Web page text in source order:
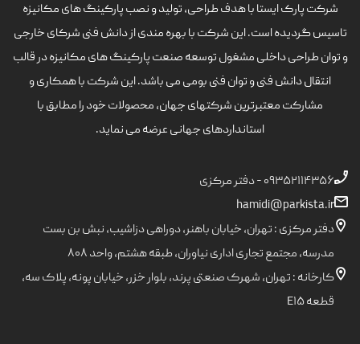
شرکت پارک ایستا با هدف طراحی، تولید و نصب پارکینگ های مکانیزه
تاسیس گردیده است. این شرکت با بهره مندی از دانش فنی شرکای خارجی
و توان طراحی داخلی مشغول توسعه صنعت پارکینگ های مکانیزه در قالب
انتقال دانش فنی و توان فنی بومی می باشد. این شرکت با همکاری و
مشارکت معتبرترین شرکتهای جهان، محصولات خود را مطابق با
استانداردهای جهانی عرضه می نماید.
۰۹۳۵۲۱۱۴۳۵۶ - دفتر مرکزی
hamidi@parkista.ir
دفتر مرکزی : تهران، خیابان باهنر، دوراهی دزاشیب، نبش بن بست
مدرسه، مجتمع تجاری اداری نیاوران، طبقه هشتم، واحد ۸۰۸
کارخانه : تهران، شهرک صنعتی پرند، بلوار خزر، خیابان پونه، پلاک سه،
قطعه E۱۵